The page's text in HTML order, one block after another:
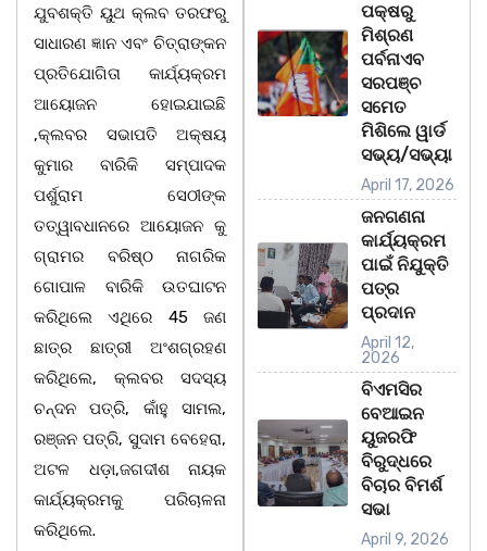
ଯୁବଶକ୍ତି ୟୁଥ କ୍ଲବ ତରଫରୁ
ସାଧାରଣ ଜ୍ଞାନ ଏବଂ ଚିତ୍ରାଙ୍କନ
ପ୍ରତିଯୋଗିତା କାର୍ଯ୍ୟକ୍ରମ
ଆୟୋଜନ ହୋଇଯାଇଛି
,କ୍ଲବର ସଭାପତି ଅକ୍ଷୟ
କୁମାର ବାରିକି ସମ୍ପାଦକ
ପର୍ଶୁରାମ ସେଠୀଙ୍କ
ତତ୍ୱାବଧାନରେ ଆୟୋଜନ କୁ
ଗ୍ରାମର ବରିଷ୍ଠ ନାଗରିକ
ଗୋପାଳ ବାରିକି ଉତଘାଟନ
କରିଥିଲେ ଏଥିରେ 45 ଜଣ
ଛାତ୍ର ଛାତ୍ରୀ ଅଂଶଗ୍ରହଣ
କରିଥିଲେ, କ୍ଲବର ସଦସ୍ୟ
ଚନ୍ଦନ ପତ୍ରି, କାଁହୁ ସାମଲ,
ରଞ୍ଜନ ପତ୍ରି, ସୁଦାମ ବେହେରା,
ଅଟଳ ଧଡ଼ା,ଜଗଦୀଶ ନାୟକ
କାର୍ଯ୍ୟକ୍ରମକୁ ପରିଚାଳନା
କରିଥିଲେ.
ପକ୍ଷରୁ
ମିଶ୍ରଣ
ପର୍ବନାଏବ
ସରପଞ୍ଚ
ସମେତ
ମିଶିଲେ ୱାର୍ଡ
ସଭ୍ୟ/ସଭ୍ୟା
April 17, 2026
ଜନଗଣନା
କାର୍ଯ୍ୟକ୍ରମ
ପାଇଁ ନିଯୁକ୍ତି
ପତ୍ର
ପ୍ରଦାନ
April 12,
2026
ବିଏମସିର
ବେଆଇନ
ୟୁଜରଫି
ବିରୁଦ୍ଧରେ
ବିଚାର ବିମର୍ଶ
ସଭା
April 9, 2026